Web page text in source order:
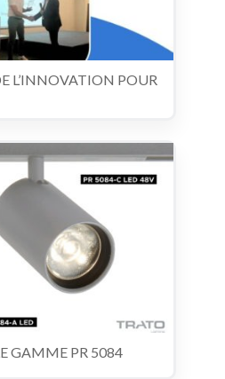
L’INNOVATION POUR
GAMME PR 5084